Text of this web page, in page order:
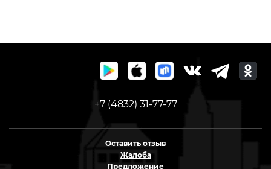
+7 (4832) 31-77-77
Оставить отзыв
Жалоба
Предложение